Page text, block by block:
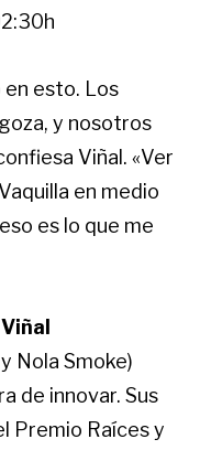
en esto. Los
y nosotros
Viñal. «Ver
en medio
es lo que me
Nola Smoke)
de innovar. Sus
Premio Raíces y